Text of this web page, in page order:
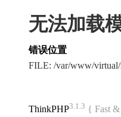
无法加载
错误位置
FILE: /var/www/
ThinkPHP3.1.3 { Fast